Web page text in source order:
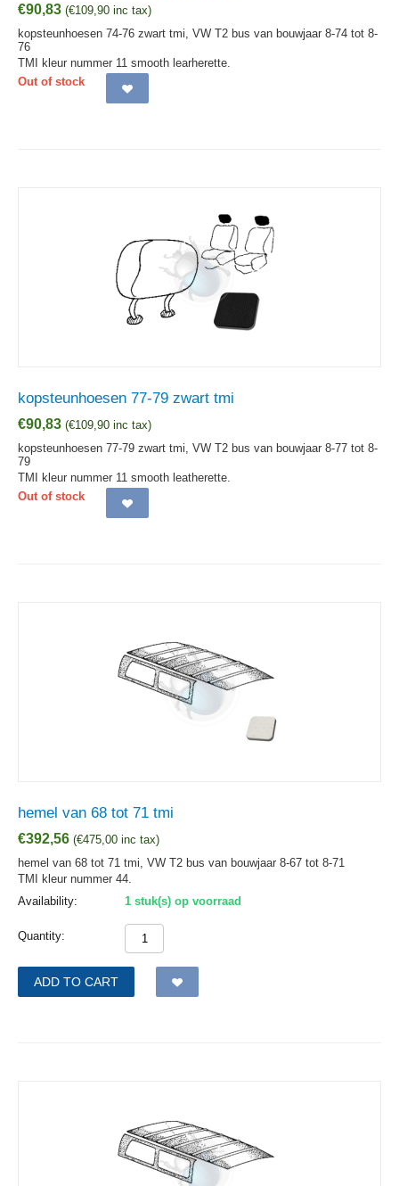
€90,83 (€109,90 inc tax)
kopsteunhoesen 74-76 zwart tmi, VW T2 bus van bouwjaar 8-74 tot 8-
76
TMI kleur nummer 11 smooth learherette.
Out of stock
kopsteunhoesen 77-79 zwart tmi
€90,83 (€109,90 inc tax)
kopsteunhoesen 77-79 zwart tmi, VW T2 bus van bouwjaar 8-77 tot 8-
79
TMI kleur nummer 11 smooth leatherette.
Out of stock
hemel van 68 tot 71 tmi
€392,56 (€475,00 inc tax)
hemel van 68 tot 71 tmi, VW T2 bus van bouwjaar 8-67 tot 8-71
TMI kleur nummer 44.
Availability:
1 stuk(s) op voorraad
Quantity:
ADD TO CART